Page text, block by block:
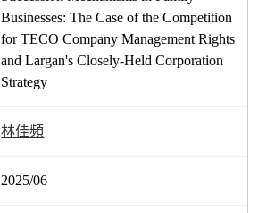
Businesses: The Case of the Competition
for TECO Company Management Rights
and Largan's Closely-Held Corporation
Strategy
林佳頻
2025/06